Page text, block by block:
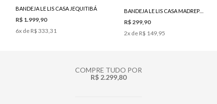
BANDEJA LE LIS CASA JEQUITIBÁ
R$ 1.999,90
6x de R$ 333,31
R$ 299,90
2x de R$ 149,95
COMPRE TUDO POR
R$ 2.299,80